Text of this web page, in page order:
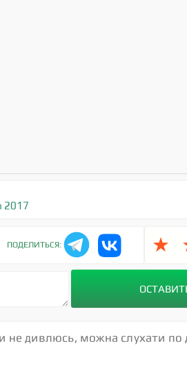
2017
ПОДЕЛИТЬСЯ: ★
не дивлюсь, можна слухати по